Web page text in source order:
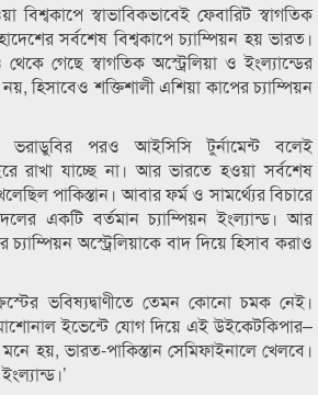
স্বাভাবিকভাবেই ফেবারিট স্বাগতিক
সর্বশেষ বিশ্বকাপে চ্যাম্পিয়ন হয় ভারত।
গেছে স্বাগতিক অস্ট্রেলিয়া ও ইংল্যান্ডের
হিসাবেও শক্তিশালী এশিয়া কাপের চ্যাম্পিয়ন
ভরাডুবির পরও আইসিসি টুর্নামেন্ট বলেই
রাখা যাচ্ছে না। আর ভারতে হওয়া সর্বশেষ
পাকিস্তান। আবার ফর্ম ও সামর্থ্যের বিচারে
একটি বর্তমান চ্যাম্পিয়ন ইংল্যান্ড। আর
চ্যাম্পিয়ন অস্ট্রেলিয়াকে বাদ দিয়ে হিসাব করাও
ভবিষ্যদ্বাণীতে তেমন কোনো চমক নেই।
ইভেন্টে যোগ দিয়ে এই উইকেটকিপার–
হয়, ভারত-পাকিস্তান সেমিফাইনালে খেলবে।